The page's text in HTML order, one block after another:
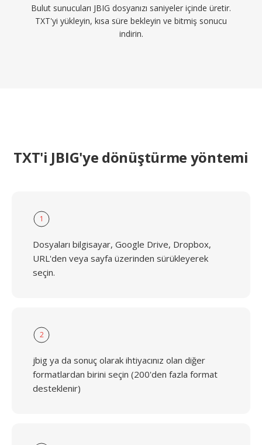
Bulut sunucuları JBIG dosyanızı saniyeler içinde üretir.
TXT'yi yükleyin, kısa süre bekleyin ve bitmiş sonucu
indirin.
TXT'i JBIG'ye dönüştürme yöntemi
1
Dosyaları bilgisayar, Google Drive, Dropbox,
URL'den veya sayfa üzerinden sürükleyerek
seçin.
2
jbig ya da sonuç olarak ihtiyacınız olan diğer
formatlardan birini seçin (200'den fazla format
desteklenir)